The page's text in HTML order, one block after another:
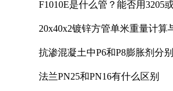
F1010E是什么管？能否用3205
20x40x2镀锌方管单米重量计算
抗渗混凝土中P6和P8膨胀剂分
法兰PN25和PN16有什么区别